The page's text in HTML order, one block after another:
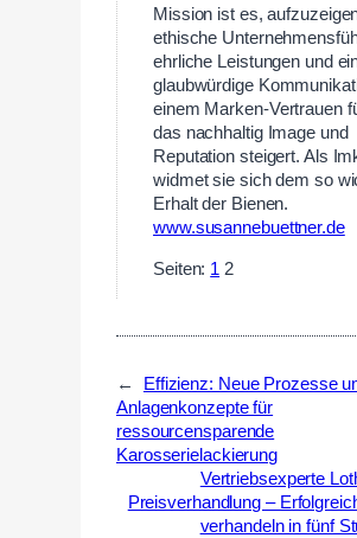
Mission ist es,
ethische
ehrliche Leistungen und
glaubwürdige
einem Marken-Vertrauen
das nachhaltig Image und
Reputation steigert. Als
widmet sie sich dem so
Erhalt der Bienen.
www.susannebuettner.de
Seiten: 1 2
←
Effizienz: Neue Prozesse
Anlagenkonzepte für
ressourcensparende
Karosserielackierung
Vertriebsexperte
Preisverhandlung –
verhandeln in fünf